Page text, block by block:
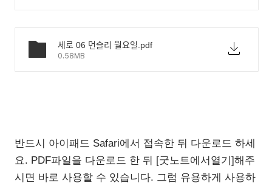
세로 06 먼슬리 월요일.pdf
0.58MB
반드시 아이패드 Safari에서 접속한 뒤 다운로드 하세
요. PDF파일을 다운로드 한 뒤 [굿노트에서열기]해주
시면 바로 사용할 수 있습니다. 그럼 유용하게 사용하